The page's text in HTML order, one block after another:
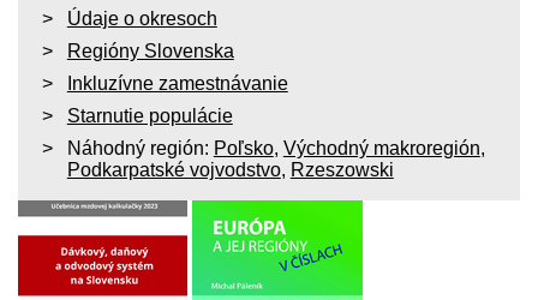
Údaje o okresoch
Regióny Slovenska
Inkluzívne zamestnávanie
Starnutie populácie
Náhodný región: Poľsko, Východný makroregión,
Podkarpatské vojvodstvo, Rzeszowski